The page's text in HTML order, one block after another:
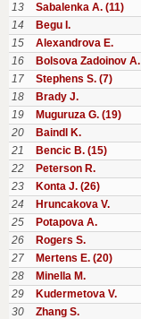
13
Sabalenka A. (11)
14
Begu I.
15
Alexandrova E.
16
Bolsova Zadoinov A.
17
Stephens S. (7)
18
Brady J.
19
Muguruza G. (19)
20
Baindl K.
21
Bencic B. (15)
22
Peterson R.
23
Konta J. (26)
24
Hruncakova V.
25
Potapova A.
26
Rogers S.
27
Mertens E. (20)
28
Minella M.
29
Kudermetova V.
30
Zhang S.